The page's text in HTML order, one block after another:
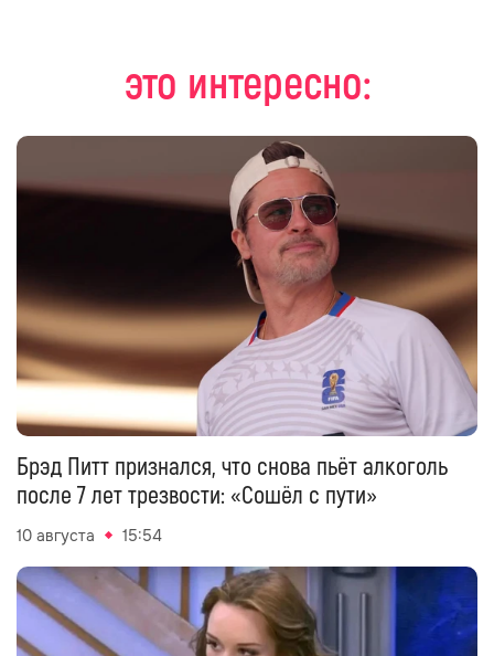
это интересно:
Брэд Питт признался, что снова пьёт алкоголь
после 7 лет трезвости: «Сошёл с пути»
10 августа 15:54